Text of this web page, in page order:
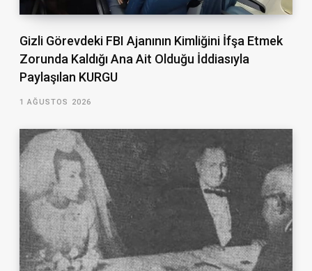
Gizli Görevdeki FBI Ajanının Kimliğini İfşa Etmek
Zorunda Kaldığı Ana Ait Olduğu İddiasıyla
Paylaşılan KURGU
1 AĞUSTOS 2026